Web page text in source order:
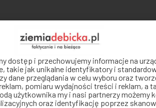
dostęp i przechowujemy informacje na
takie jak unikalne identyfikatory i
dane przeglądania w celu wyboru oraz
pomiaru wydajności treści i reklam, a
użytkownika my i nasi partnerzy możemy
oraz identyfikację poprzez